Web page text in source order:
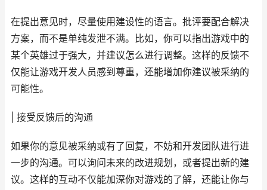
在提出意见时，尽量使用建设性的语言。批评要配合解决
方案，而不是单纯发泄不满。比如，你可以指出游戏中的
某个英雄过于强大，并建议怎么进行调整。这样的反馈不
仅能让游戏开发人员感到尊重，还能增加你建议被采纳的
可能性。
| 接受反馈后的沟通
如果你的意见被采纳或有了回复，不妨和开发团队进行进
一步的沟通。可以询问未来的改进规划，或者提出新的建
议。这样的互动不仅能加深你对游戏的了解，还能让你与